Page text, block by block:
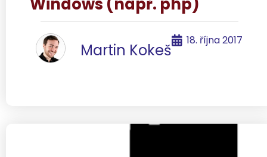
Martin Kokeš 18. října 2017